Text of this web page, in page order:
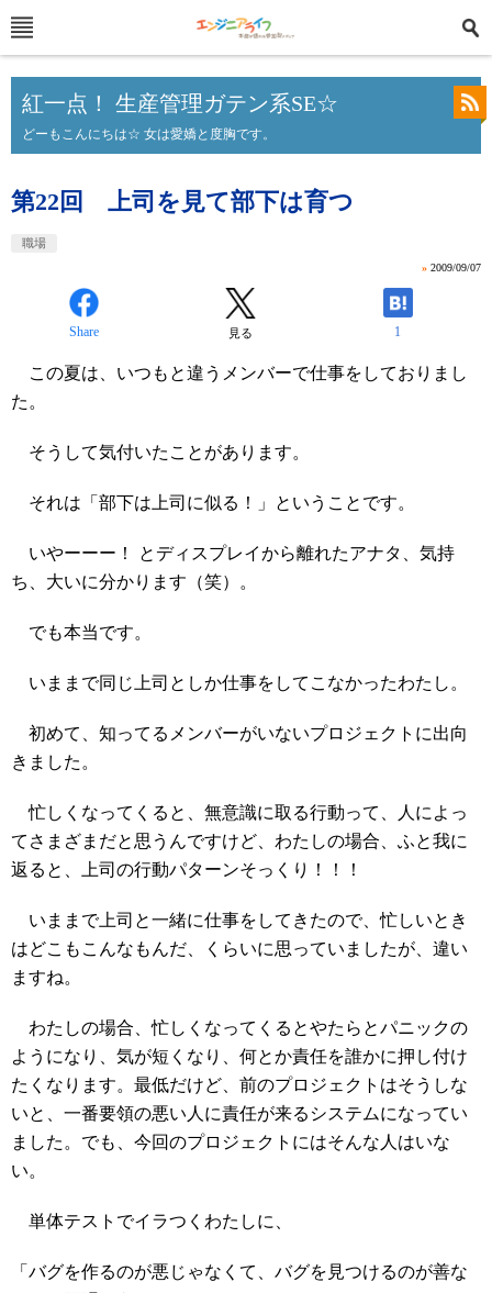
紅一点！ 生産管理ガテン系SE☆
どーもこんにちは☆ 女は愛嬌と度胸です。
第22回 上司を見て部下は育つ
職場
» 2009/09/07
Share 見る 1
この夏は、いつもと違うメンバーで仕事をしておりまし
た。
そうして気付いたことがあります。
それは「部下は上司に似る！」ということです。
いやーーー！ とディスプレイから離れたアナタ、気持
ち、大いに分かります（笑）。
でも本当です。
いままで同じ上司としか仕事をしてこなかったわたし。
初めて、知ってるメンバーがいないプロジェクトに出向
きました。
忙しくなってくると、無意識に取る行動って、人によっ
てさまざまだと思うんですけど、わたしの場合、ふと我に
返ると、上司の行動パターンそっくり！！！
いままで上司と一緒に仕事をしてきたので、忙しいとき
はどこもこんなもんだ、くらいに思っていましたが、違い
ますね。
わたしの場合、忙しくなってくるとやたらとパニックの
ようになり、気が短くなり、何とか責任を誰かに押し付け
たくなります。最低だけど、前のプロジェクトはそうしな
いと、一番要領の悪い人に責任が来るシステムになってい
ました。でも、今回のプロジェクトにはそんな人はいな
い。
単体テストでイラつくわたしに、
「バグを作るのが悪じゃなくて、バグを見つけるのが善な